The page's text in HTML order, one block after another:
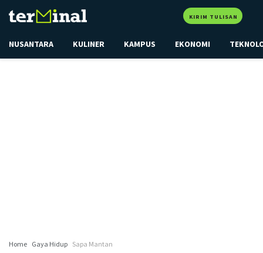
KIRIM TULISAN
NUSANTARA KULINER KAMPUS EKONOMI
Home Gaya Hidup Sapa Mantan